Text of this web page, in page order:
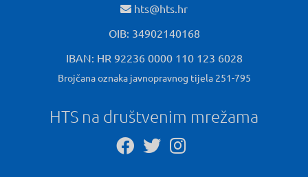
hts@hts.hr
OIB: 34902140168
IBAN: HR 92236 0000 110 123 6028
Brojčana oznaka javnopravnog tijela 251-795
HTS na društvenim mrežama